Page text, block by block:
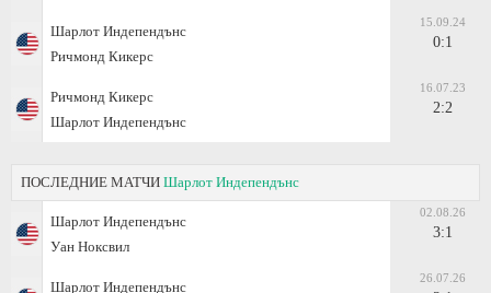
Шарлот Индепендънс
Ричмонд Кикерс
15.09.24
0:1
Ричмонд Кикерс
Шарлот Индепендънс
16.07.23
2:2
ПОСЛЕДНИЕ МАТЧИ Шарлот Индепендънс
Шарлот Индепендънс
Уан Ноксвил
02.08.26
3:1
Шарлот Индепендънс
26.07.26